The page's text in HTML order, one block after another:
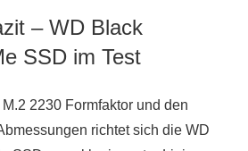
– WD Black
SSD im Test
2230 Formfaktor und den
richtet sich die WD